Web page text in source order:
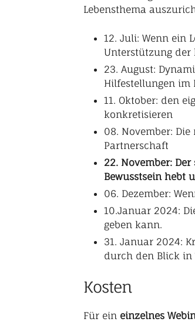
Lebensthema
12. Juli: Wenn ein
Unterstützung
23. August:
Hilfestellungen im
11. Oktober: den
konkretisieren
08. November:
Partnerschaft
22. November:
Bewusstsein hebt
06. Dezember:
10.Januar 2024:
geben kann.
31. Januar 2024:
durch den Blick in
Kosten
Für ein einzelnes